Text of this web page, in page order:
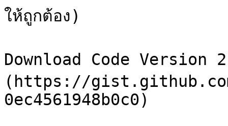
ให้ถูกต้อง)
Download Code Version
(https://
0ec4561948b0c0)